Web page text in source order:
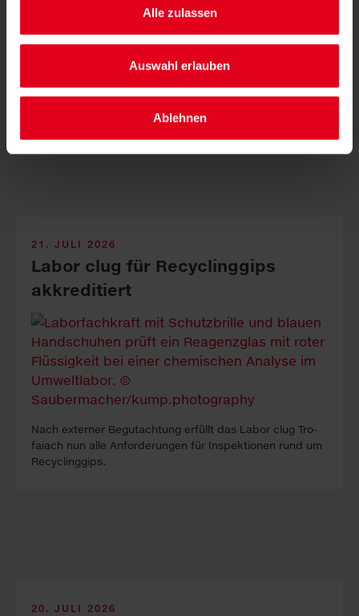
Alle zulassen
Auswahl erlauben
Ablehnen
und Odilien-In­stitut ver­binden Nach­haltig­keit mit ge­
21. JULI 2026
Labor clug für Recyclinggips
akkreditiert
Nach ex­ter­ner Be­gutacht­ung erfüllt das La­bor clug Tro­
faiach nun alle An­forder­ung­en für In­spekt­ion­en rund um
Re­cyc­ling­gips.
20. JULI 2026